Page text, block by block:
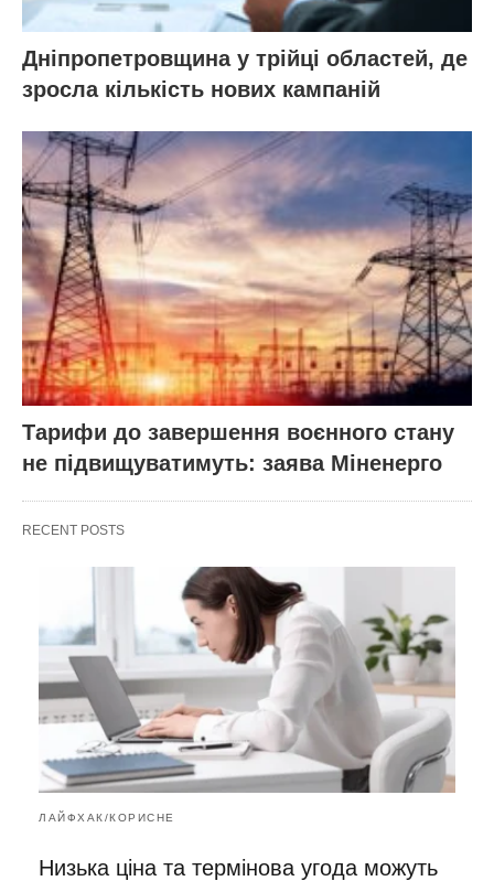
Дніпропетровщина у трійці областей, де
зросла кількість нових кампаній
Тарифи до завершення воєнного стану
не підвищуватимуть: заява Міненерго
RECENT POSTS
ЛАЙФХАК/КОРИСНЕ
Низька ціна та термінова угода можуть